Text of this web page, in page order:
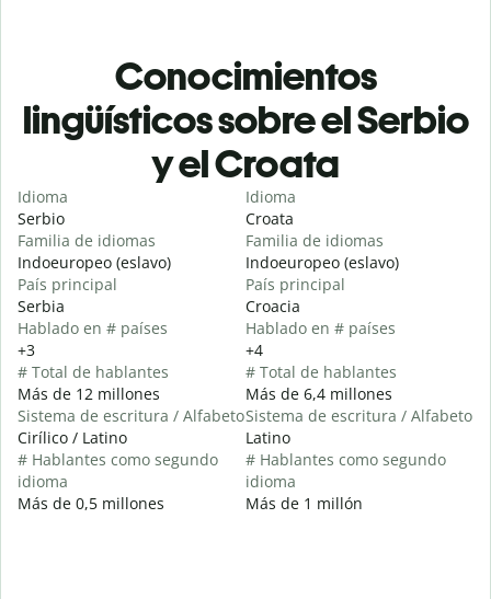
Conocimientos
lingüísticos sobre el Serbio
y el Croata
Idioma
Serbio
Familia de idiomas
Indoeuropeo (eslavo)
País principal
Serbia
Hablado en # países
+3
# Total de hablantes
Más de 12 millones
Sistema de escritura / Alfabeto
Cirílico / Latino
# Hablantes como segundo
idioma
Más de 0,5 millones
Idioma
Croata
Familia de idiomas
Indoeuropeo (eslavo)
País principal
Croacia
Hablado en # países
+4
# Total de hablantes
Más de 6,4 millones
Sistema de escritura / Alfabeto
Latino
# Hablantes como segundo
idioma
Más de 1 millón